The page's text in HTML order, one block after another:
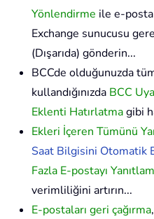
Yönlendirme ile e-
Exchange sunucusu
(Dışarıda) gönderin...
BCCde olduğunuzda
kullandığınızda BCC
Eklenti Hatırlatmagibi
Ekleri İçeren Tümünü
Saat Bilgisini Otomatik
Fazla E-postayı
verimliliğini artırın...
E-postaları geri çağırma,